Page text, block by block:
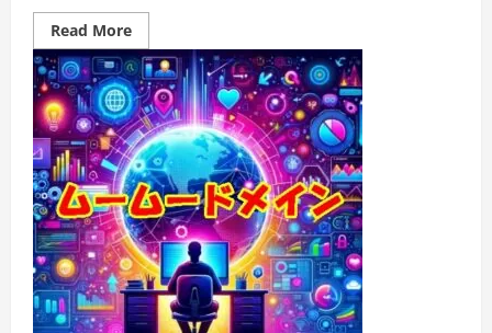
熱
意
を
全
力
で
サ
ポ
ー
ト
Read MoreRead
more
about
簡
単
操
作
で
ネ
ー
ム
サ
ー
バ
ー
を
変
更！
ム
ー